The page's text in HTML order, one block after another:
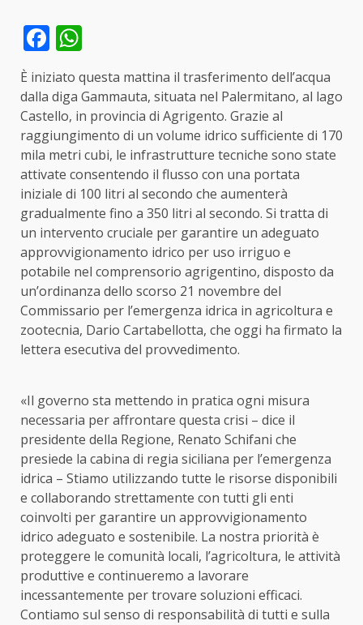
Facebook
È iniziato questa mattina il trasferimento dell’acqua
dalla diga Gammauta, situata nel Palermitano, al lago
Castello, in provincia di Agrigento. Grazie al
raggiungimento di un volume idrico sufficiente di 170
mila metri cubi, le infrastrutture tecniche sono state
attivate consentendo il flusso con una portata
iniziale di 100 litri al secondo che aumenterà
gradualmente fino a 350 litri al secondo. Si tratta di
un intervento cruciale per garantire un adeguato
approvvigionamento idrico per uso irriguo e
potabile nel comprensorio agrigentino, disposto da
un’ordinanza dello scorso 21 novembre del
Commissario per l’emergenza idrica in agricoltura e
zootecnia, Dario Cartabellotta, che oggi ha firmato la
lettera esecutiva del provvedimento.
«Il governo sta mettendo in pratica ogni misura
necessaria per affrontare questa crisi – dice il
presidente della Regione, Renato Schifani che
presiede la cabina di regia siciliana per l’emergenza
idrica – Stiamo utilizzando tutte le risorse disponibili
e collaborando strettamente con tutti gli enti
coinvolti per garantire un approvvigionamento
idrico adeguato e sostenibile. La nostra priorità è
proteggere le comunità locali, l’agricoltura, le attività
produttive e continueremo a lavorare
incessantemente per trovare soluzioni efficaci.
Contiamo sul senso di responsabilità di tutti e sulla